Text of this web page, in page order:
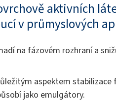
aktivních
v průmyslových
na fázovém rozhraní a
aspektem
jako emulgátory.